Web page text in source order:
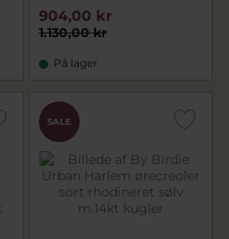
1.130,00 kr
904,00 kr
På lager
SALE